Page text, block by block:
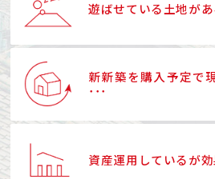
遊ばせている土地があ
新新築を購入予定で
･･･
資産運用しているが